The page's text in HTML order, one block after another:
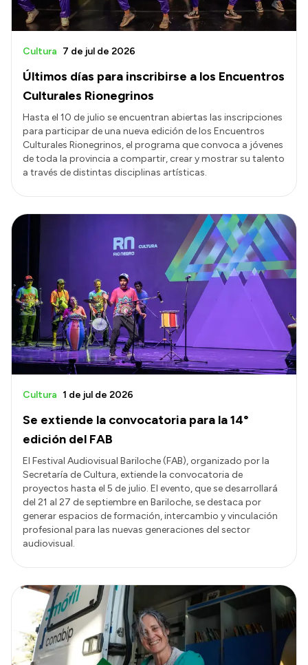
Últimos días para inscribirse a los Encuentros
Culturales Rionegrinos
Cultura 7 de jul de 2026
Hasta el 10 de julio se encuentran abiertas las inscripciones
para participar de una nueva edición de los Encuentros
Culturales Rionegrinos, el programa que convoca a jóvenes
de toda la provincia a compartir, crear y mostrar su talento
a través de distintas disciplinas artísticas.
Se extiende la convocatoria para la 14°
edición del FAB
Cultura 1 de jul de 2026
El Festival Audiovisual Bariloche (FAB), organizado por la
Secretaría de Cultura, extiende la convocatoria de
proyectos hasta el 5 de julio. El evento, que se desarrollará
del 21 al 27 de septiembre en Bariloche, se destaca por
generar espacios de formación, intercambio y vinculación
profesional para las nuevas generaciones del sector
audiovisual.